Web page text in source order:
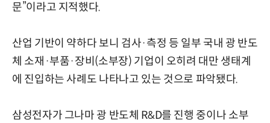
문”이라고 지적했다.
산업 기반이 약하다 보니 검사·측정 등 일부 국내 광 반도
체 소재·부품·장비(소부장) 기업이 오히려 대만 생태계
에 진입하는 사례도 나타나고 있는 것으로 파악됐다.
삼성전자가 그나마 광 반도체 R&D를 진행 중이나 소부